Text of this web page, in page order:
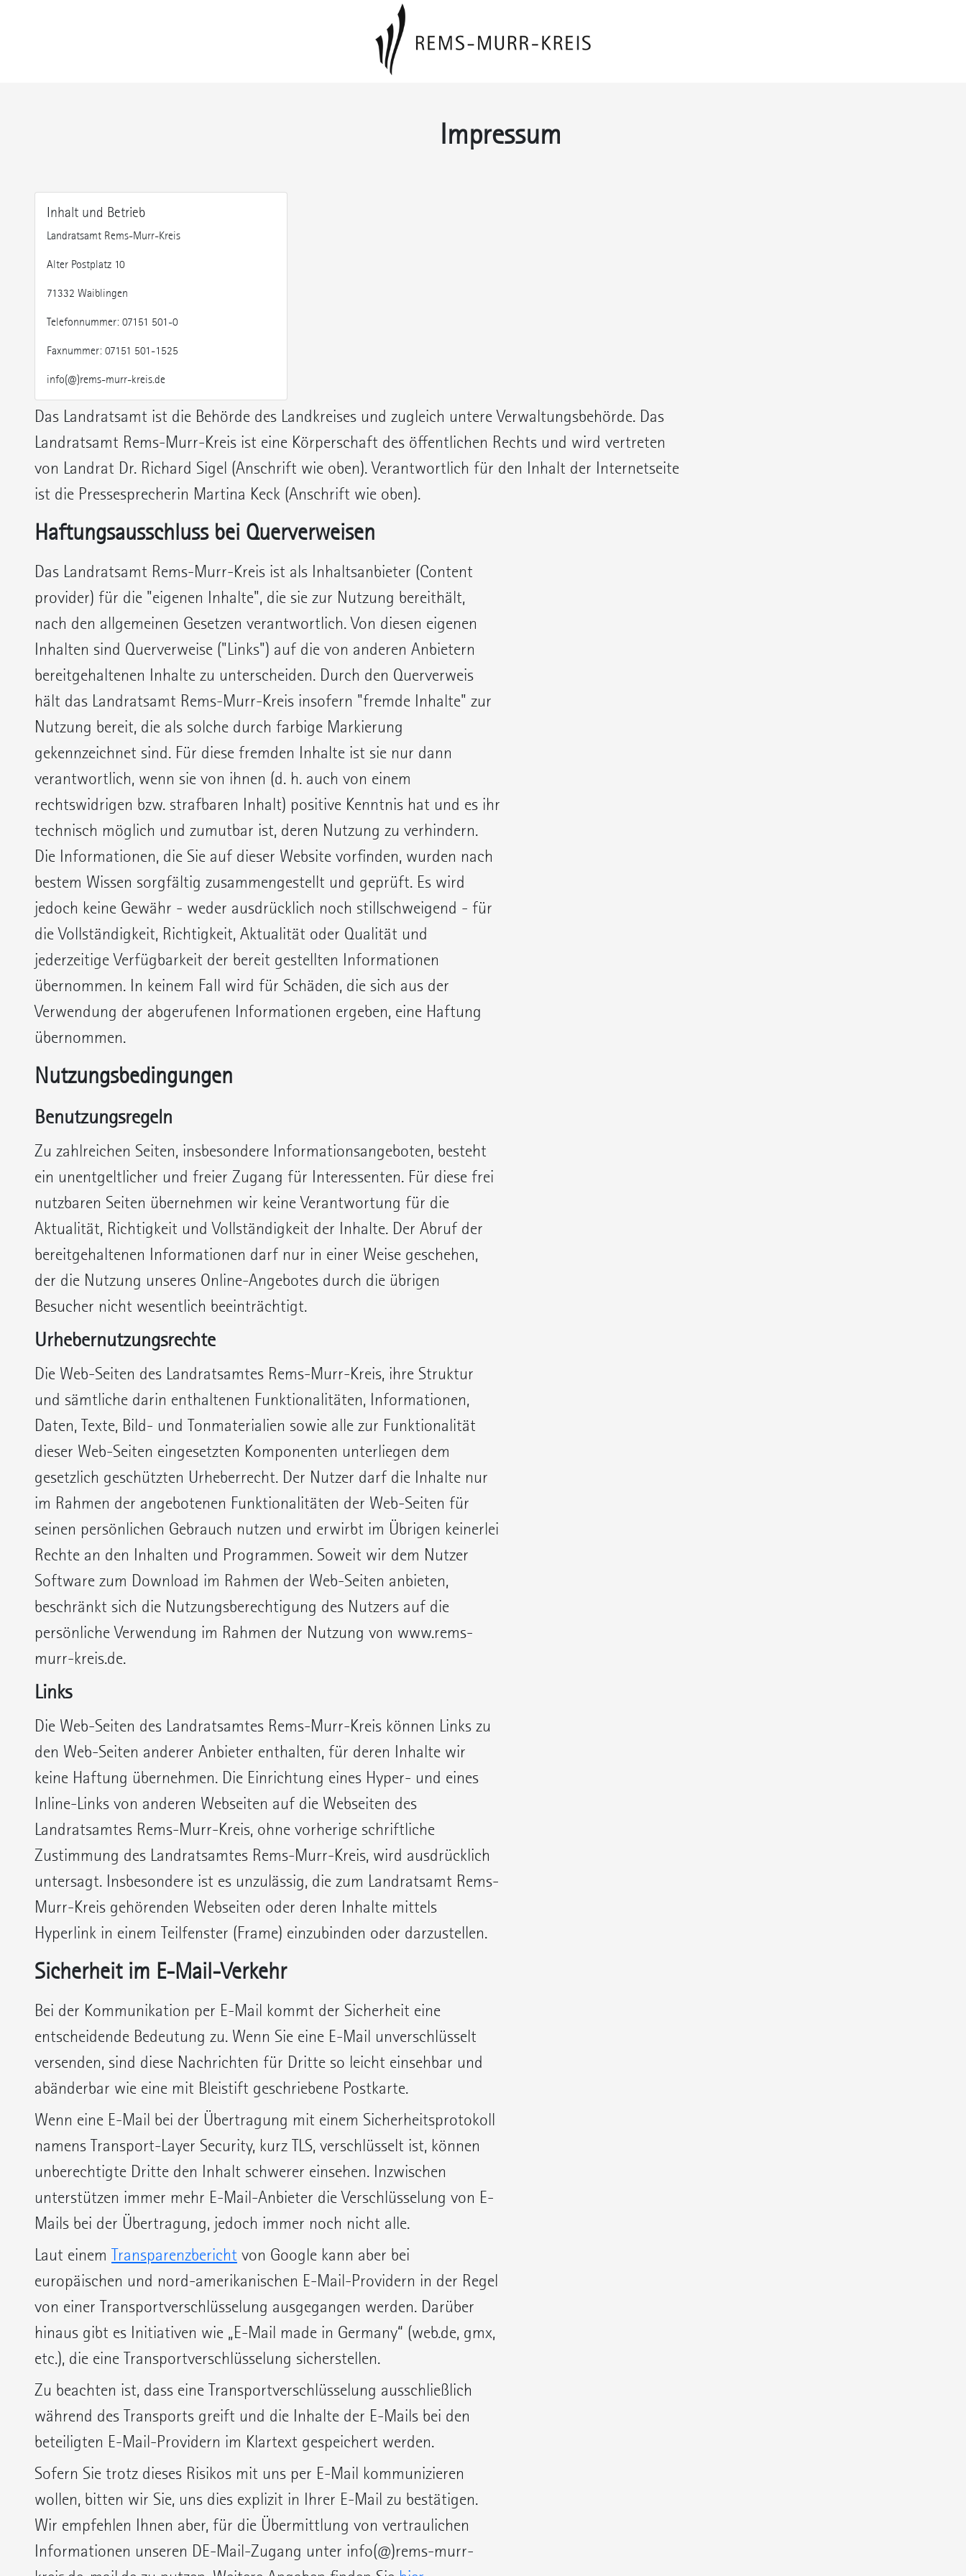
Impressum
Inhalt und Betrieb
Landratsamt Rems-Murr-Kreis
Alter Postplatz 10
71332 Waiblingen
Telefonnummer: 07151 501-0
Faxnummer: 07151 501-1525
info(@)rems-murr-kreis.de
Das Landratsamt ist die Behörde des Landkreises und zugleich untere Verwaltungsbehörde. Das
Landratsamt Rems-Murr-Kreis ist eine Körperschaft des öffentlichen Rechts und wird vertreten
von Landrat Dr. Richard Sigel (Anschrift wie oben). Verantwortlich für den Inhalt der Internetseite
ist die Pressesprecherin Martina Keck (Anschrift wie oben).
Haftungsausschluss bei Querverweisen
Das Landratsamt Rems-Murr-Kreis ist als Inhaltsanbieter (Content
provider) für die "eigenen Inhalte", die sie zur Nutzung bereithält,
nach den allgemeinen Gesetzen verantwortlich. Von diesen eigenen
Inhalten sind Querverweise ("Links") auf die von anderen Anbietern
bereitgehaltenen Inhalte zu unterscheiden. Durch den Querverweis
hält das Landratsamt Rems-Murr-Kreis insofern "fremde Inhalte" zur
Nutzung bereit, die als solche durch farbige Markierung
gekennzeichnet sind. Für diese fremden Inhalte ist sie nur dann
verantwortlich, wenn sie von ihnen (d. h. auch von einem
rechtswidrigen bzw. strafbaren Inhalt) positive Kenntnis hat und es ihr
technisch möglich und zumutbar ist, deren Nutzung zu verhindern.
Die Informationen, die Sie auf dieser Website vorfinden, wurden nach
bestem Wissen sorgfältig zusammengestellt und geprüft. Es wird
jedoch keine Gewähr - weder ausdrücklich noch stillschweigend - für
die Vollständigkeit, Richtigkeit, Aktualität oder Qualität und
jederzeitige Verfügbarkeit der bereit gestellten Informationen
übernommen. In keinem Fall wird für Schäden, die sich aus der
Verwendung der abgerufenen Informationen ergeben, eine Haftung
übernommen.
Nutzungsbedingungen
Benutzungsregeln
Zu zahlreichen Seiten, insbesondere Informationsangeboten, besteht
ein unentgeltlicher und freier Zugang für Interessenten. Für diese frei
nutzbaren Seiten übernehmen wir keine Verantwortung für die
Aktualität, Richtigkeit und Vollständigkeit der Inhalte. Der Abruf der
bereitgehaltenen Informationen darf nur in einer Weise geschehen,
der die Nutzung unseres Online-Angebotes durch die übrigen
Besucher nicht wesentlich beeinträchtigt.
Urhebernutzungsrechte
Die Web-Seiten des Landratsamtes Rems-Murr-Kreis, ihre Struktur
und sämtliche darin enthaltenen Funktionalitäten, Informationen,
Daten, Texte, Bild- und Tonmaterialien sowie alle zur Funktionalität
dieser Web-Seiten eingesetzten Komponenten unterliegen dem
gesetzlich geschützten Urheberrecht. Der Nutzer darf die Inhalte nur
im Rahmen der angebotenen Funktionalitäten der Web-Seiten für
seinen persönlichen Gebrauch nutzen und erwirbt im Übrigen keinerlei
Rechte an den Inhalten und Programmen. Soweit wir dem Nutzer
Software zum Download im Rahmen der Web-Seiten anbieten,
beschränkt sich die Nutzungsberechtigung des Nutzers auf die
persönliche Verwendung im Rahmen der Nutzung von www.rems-
murr-kreis.de.
Links
Die Web-Seiten des Landratsamtes Rems-Murr-Kreis können Links zu
den Web-Seiten anderer Anbieter enthalten, für deren Inhalte wir
keine Haftung übernehmen. Die Einrichtung eines Hyper- und eines
Inline-Links von anderen Webseiten auf die Webseiten des
Landratsamtes Rems-Murr-Kreis, ohne vorherige schriftliche
Zustimmung des Landratsamtes Rems-Murr-Kreis, wird ausdrücklich
untersagt. Insbesondere ist es unzulässig, die zum Landratsamt Rems-
Murr-Kreis gehörenden Webseiten oder deren Inhalte mittels
Hyperlink in einem Teilfenster (Frame) einzubinden oder darzustellen.
Sicherheit im E-Mail-Verkehr
Bei der Kommunikation per E-Mail kommt der Sicherheit eine
entscheidende Bedeutung zu. Wenn Sie eine E-Mail unverschlüsselt
versenden, sind diese Nachrichten für Dritte so leicht einsehbar und
abänderbar wie eine mit Bleistift geschriebene Postkarte.
Wenn eine E-Mail bei der Übertragung mit einem Sicherheitsprotokoll
namens Transport-Layer Security, kurz TLS, verschlüsselt ist, können
unberechtigte Dritte den Inhalt schwerer einsehen. Inzwischen
unterstützen immer mehr E-Mail-Anbieter die Verschlüsselung von E-
Mails bei der Übertragung, jedoch immer noch nicht alle.
Laut einem Transparenzbericht von Google kann aber bei
europäischen und nord-amerikanischen E-Mail-Providern in der Regel
von einer Transportverschlüsselung ausgegangen werden. Darüber
hinaus gibt es Initiativen wie „E-Mail made in Germany“ (web.de, gmx,
etc.), die eine Transportverschlüsselung sicherstellen.
Zu beachten ist, dass eine Transportverschlüsselung ausschließlich
während des Transports greift und die Inhalte der E-Mails bei den
beteiligten E-Mail-Providern im Klartext gespeichert werden.
Sofern Sie trotz dieses Risikos mit uns per E-Mail kommunizieren
wollen, bitten wir Sie, uns dies explizit in Ihrer E-Mail zu bestätigen.
Wir empfehlen Ihnen aber, für die Übermittlung von vertraulichen
Informationen unseren DE-Mail-Zugang unter info(@)rems-murr-